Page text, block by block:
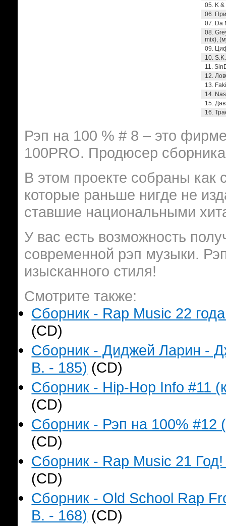
05. K
06.
07. Da
08.
mix),
09.
10.
11.
12.
13.
14.
15.
16.
Рэп на 100 % # 8 – это
100PRO. Продюсер
В этом проекте собраны
которые раньше нигде не
ставшие национальными
У вас есть возможность
современной рэп музыки.
изысканного стиля!
Смотрите также:
Сборник - Rap Music 22
(CD)
Сборник - Диджей Ларин -
B. - 185) (CD)
Сборник - Hip-Hop Info #11
(CD)
Сборник - Рэп на 100% #12
(CD)
Сборник - Rap Music 21
(CD)
Сборник - Old School Rap
B. - 168) (CD)